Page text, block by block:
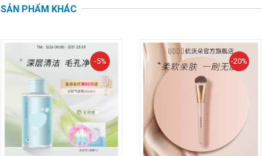
SẢN PHẨM KHÁC
-5% -20%